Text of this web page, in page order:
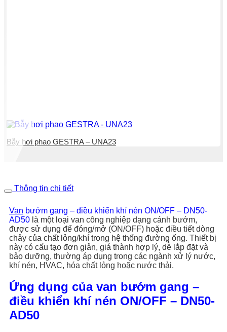
Bẫy hơi phao GESTRA – UNA23
Thông tin chi tiết
Van bướm gang – điều khiển khí nén ON/OFF – DN50-
AD50 là một loại van công nghiệp dạng cánh bướm,
được sử dụng để đóng/mở (ON/OFF) hoặc điều tiết dòng
chảy của chất lỏng/khí trong hệ thống đường ống. Thiết bị
này có cấu tạo đơn giản, giá thành hợp lý, dễ lắp đặt và
bảo dưỡng, thường áp dụng trong các ngành xử lý nước,
khí nén, HVAC, hóa chất lỏng hoặc nước thải.
Ứng dụng của van bướm gang –
điều khiển khí nén ON/OFF – DN50-
AD50